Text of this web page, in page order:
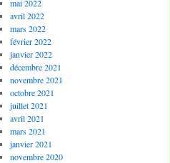
mai 2022
avril 2022
mars 2022
février 2022
janvier 2022
décembre 2021
novembre 2021
octobre 2021
juillet 2021
avril 2021
mars 2021
janvier 2021
novembre 2020